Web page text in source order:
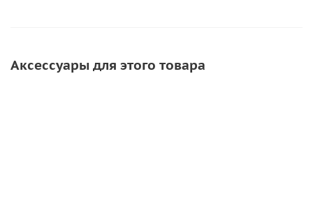
Аксессуары для этого товара